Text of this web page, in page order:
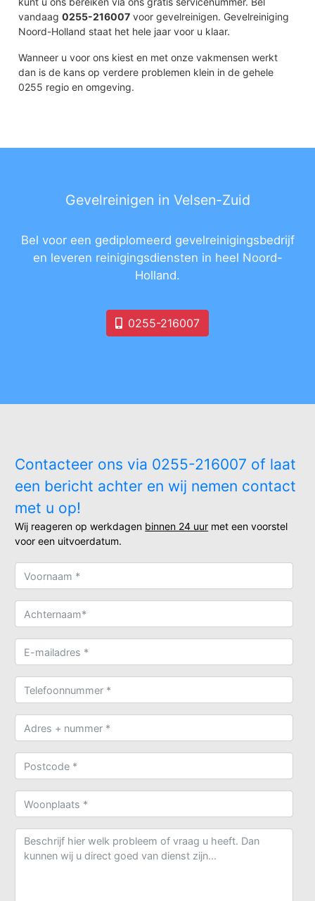
vandaag0255-216007 voor gevelreinigen. Gevelreiniging
Noord-Holland staat het hele jaar voor u klaar.
Wanneer u voor ons kiest en met onze vakmensen werkt
dan is de kans op verdere problemen klein in de gehele
0255 regio en omgeving.
Gevelreinigen in Velsen-Zuid
Bel voor een gediplomeerd gevelreinigingsbedrijf
en leveren reinigingsdiensten in heel Noord-
Holland.
0255-216007
Contacteer ons via 0255-216007 of laat
een bericht achter en wij nemen contact
met u op!
Wij reageren op werkdagen binnen 24 uur met een voorstel
voor een uitvoerdatum.